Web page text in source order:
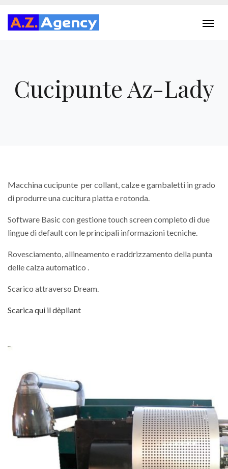
Cucipunte Az-Lady
Macchina cucipunte per collant, calze e gambaletti in grado
di produrre una cucitura piatta e rotonda.
Software Basic con gestione touch screen completo di due
lingue di default con le principali informazioni tecniche.
Rovesciamento, allineamento e raddrizzamento della punta
delle calza automatico .
Scarico attraverso Dream.
Scarica qui il dèpliant